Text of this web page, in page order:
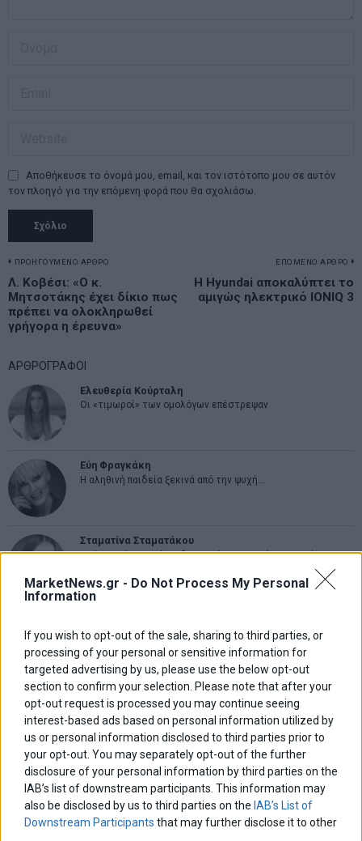
MarketNews.gr - Do Not Process My Personal
Information
If you wish to opt-out of the sale, sharing to third parties, or
processing of your personal or sensitive information for
targeted advertising by us, please use the below opt-out
section to confirm your selection. Please note that after your
opt-out request is processed you may continue seeing
interest-based ads based on personal information utilized by
us or personal information disclosed to third parties prior to
your opt-out. You may separately opt-out of the further
disclosure of your personal information by third parties on the
IAB’s list of downstream participants. This information may
also be disclosed by us to third parties on the IAB’s List of
Downstream Participants that may further disclose it to other
Αποθήκευσε το όνομά μου, email, και τον ιστότοπο μου σε αυτόν
τον πλοηγό για την επόμενη φορά που θα σχολιάσω.
Πλοήγηση
άρθρων
ΠΡΟΗΓΟΥΜΕΝΟ ΑΡΘΡΟ
Previous
post:
Λ. Κοβέσι: «Ο κ.
Μητσοτάκης έχει δίκιο πως
πρέπει να ολοκληρωθεί
γρήγορα η έρευνα»
ΕΠΟΜΕΝΟ ΑΡΘΡΟ
H Hyundai αποκαλύπτει το
αμιγώς ηλεκτρικό IONIQ 3
ΑΡΘΡΟΓΡΑΦΟΙ
Ελευθερία Κούρταλη
Οι «τιμωροί» των ομολόγων επέστρεψαν
Εύη Φραγκάκη
Η αληθινή παιδεία ξεκινά από την ψυχή…
Σταματίνα Σταματάκου
Η βία κατά των ζώων δεν αντέχει βολικές ερμηνείες
Από την αποθέωση στην καταγγελία: Η Ελλάδα πάντα
ψάχνει τον επόμενο Μεσσία
Νικόλαος Φουρτζής
MIT Sloan: Οι AI-driven επιχειρήσεις διαμορφώνουν το νέο
μοντέλο επιχειρηματικότητας
Θανάσης Κρητικός
Στις 11/12 το πρώτο ευρωπαϊκό ντέρμπι «αιωνίων»